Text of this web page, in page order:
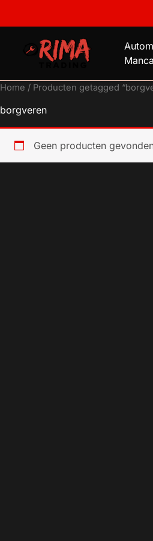
inhoud
Home / Producten getagged
borgveren
Geen producten